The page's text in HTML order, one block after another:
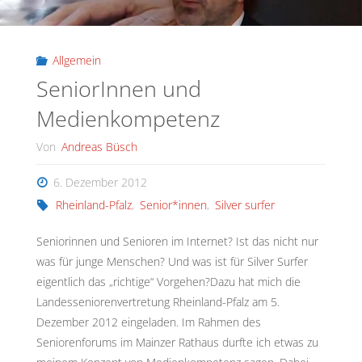
Allgemein
SeniorInnen und
Medienkompetenz
Von Andreas Büsch
6. Dezember 2012
Rheinland-Pfalz, Senior*innen, Silver surfer
Seniorinnen und Senioren im Internet? Ist das nicht nur
was für junge Menschen? Und was ist für Silver Surfer
eigentlich das „richtige“ Vorgehen?Dazu hat mich die
Landesseniorenvertretung Rheinland-Pfalz am 5.
Dezember 2012 eingeladen. Im Rahmen des
Seniorenforums im Mainzer Rathaus durfte ich etwas zu